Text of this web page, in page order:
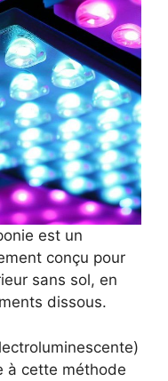
est un
conçu pour
sans sol, en
dissous.
à cette méthode